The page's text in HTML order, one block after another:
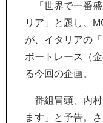
「世界で一番盛
リア」と題し、
が、イタリアの
ボートレース（
る今回の企画。
番組冒頭、内村
ます」と予告。